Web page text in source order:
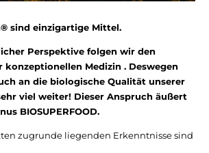
sind einzigartige Mittel.
Perspektive folgen wir den
konzeptionellen Medizin . Deswegen
an die biologische Qualität unserer
viel weiter! Dieser Anspruch äußert
BIOSUPERFOOD.
zugrunde liegenden Erkenntnisse sind